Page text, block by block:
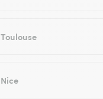
Toulouse
Nice